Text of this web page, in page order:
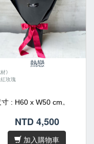
熱戀
》
玫瑰
寸 : H60 x W50 cm。
不佳等情形，我們將為您
材上的調整及設計。
NTD 4,500
加入購物車